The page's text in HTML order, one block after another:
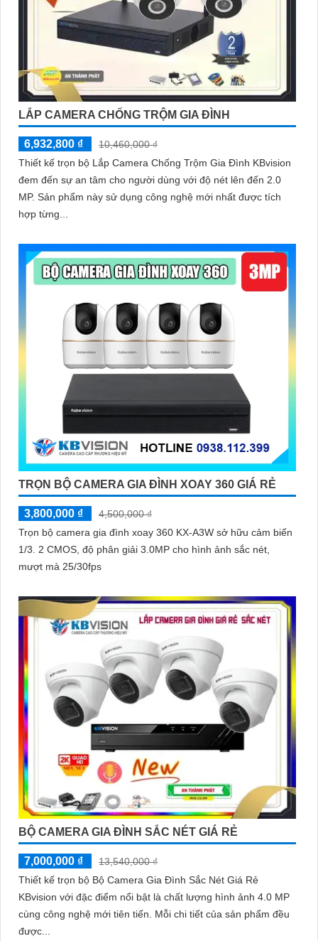
LẮP CAMERA CHỐNG TRỘM GIA ĐÌNH
6,932,800 ₫
10,460,000 ₫
Thiết kế trọn bộ Lắp Camera Chống Trộm Gia Đình KBvision
đem đến sự an tâm cho người dùng với độ nét lên đến 2.0
MP. Sản phẩm này sử dụng công nghệ mới nhất được tích
hợp từng...
TRỌN BỘ CAMERA GIA ĐÌNH XOAY 360 GIÁ RẺ
3,800,000 ₫
4,500,000 ₫
Trọn bộ camera gia đình xoay 360 KX-A3W sở hữu cảm biến
1/3. 2 CMOS, độ phân giải 3.0MP cho hình ảnh sắc nét,
mượt mà 25/30fps
BỘ CAMERA GIA ĐÌNH SẮC NÉT GIÁ RẺ
7,000,000 ₫
13,540,000 ₫
Thiết kế trọn bộ Bộ Camera Gia Đình Sắc Nét Giá Rẻ
KBvision với đặc điểm nổi bật là chất lượng hình ảnh 4.0 MP
cùng công nghệ mới tiên tiến. Mỗi chi tiết của sản phẩm đều
được...